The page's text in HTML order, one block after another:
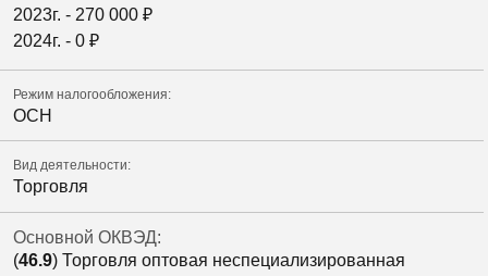
2023г. - 270 000 ₽
2024г. - 0 ₽
Режим налогообложения:
ОСН
Вид деятельности:
Торговля
Основной ОКВЭД:
(46.9) Торговля оптовая неспециализированная